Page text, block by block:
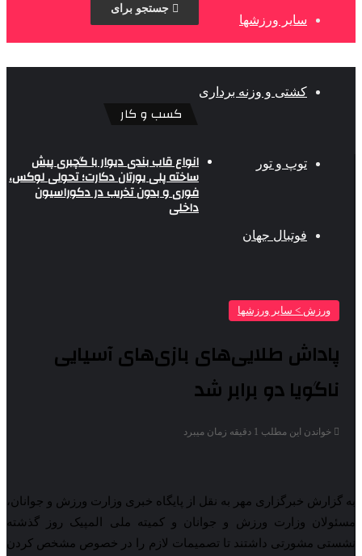
سایر ورزشها
کشتی و وزنه برداری
توپ و تور
فوتبال جهان
جستجو برای
ورزش > سایر ورزشها
پاداش طلایی‌های بازی‌های آسیایی
ناگویا دو برابر شد
خواندن این مطلب 1 دقیقه زمان میبرد
به گزارش خبرگزاری مهر به نقل از پایگاه خبری وزارت ورزش و جوانان،
مسئولان وزارت ورزش و جوانان و کمیته ملی المپیک روز گذشته
نشستی مشورتی داشتند تا تصمیمات لازم را در خصوص مشخص کردن
کسب و کار
انواع قاب بندی دیوار با گچبری پیش
ساخته پلی یورتان دکارت؛ تحولی لوکس،
فوری و بدون تخریب در دکوراسیون
داخلی